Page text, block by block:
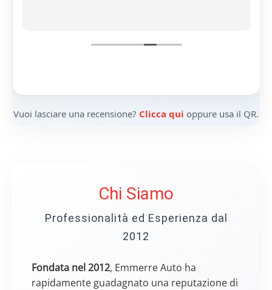
Vuoi lasciare una recensione? Clicca qui oppure usa il QR.
Chi Siamo
Professionalità ed Esperienza dal
2012
Fondata nel 2012, Emmerre Auto ha
rapidamente guadagnato una reputazione di